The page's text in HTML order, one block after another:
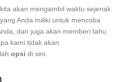
akan mengambil waktu sejenak
Anda miliki untuk mencoba
dan juga akan memberi tahu
kami tidak akan
opsi di sini.